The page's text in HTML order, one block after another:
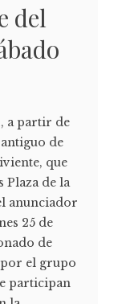
del
a partir de
antiguo de
que
Plaza de la
anunciador
25 de
de
el grupo
participan